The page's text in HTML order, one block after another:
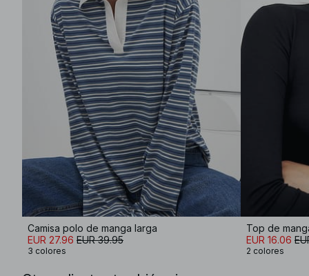
Camisa polo de manga larga
EUR 27.96 EUR 39.95
3 colores
EUR 16.06
2 colores